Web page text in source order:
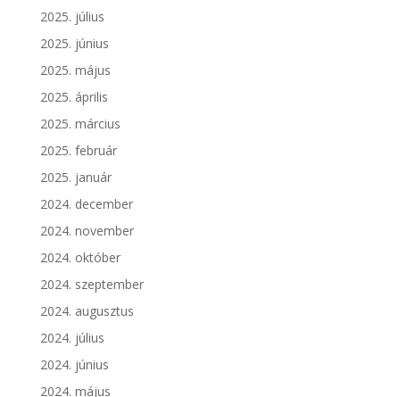
2025. július
2025. június
2025. május
2025. április
2025. március
2025. február
2025. január
2024. december
2024. november
2024. október
2024. szeptember
2024. augusztus
2024. július
2024. június
2024. május